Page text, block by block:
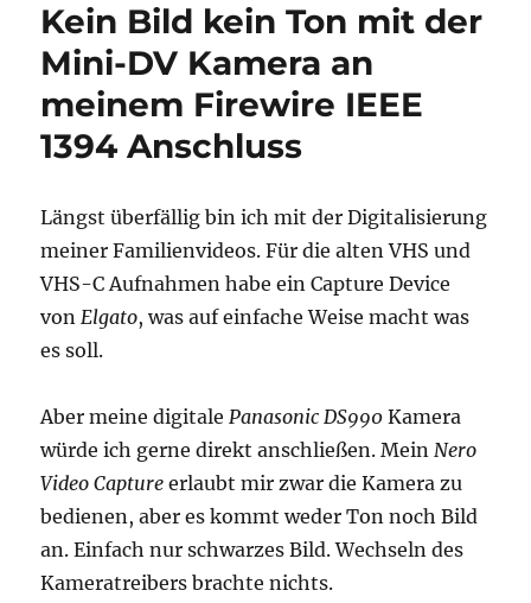
Kein Bild kein Ton mit der
Mini-DV Kamera an
meinem Firewire IEEE
1394 Anschluss
Längst überfällig bin ich mit der Digitalisierung
meiner Familienvideos. Für die alten VHS und
VHS-C Aufnahmen habe ein Capture Device
vonElgato, was auf einfache Weise macht was
es soll.
Aber meine digitalePanasonic DS990 Kamera
würde ich gerne direkt anschließen. MeinNero
Video Captureerlaubt mir zwar die Kamera zu
bedienen, aber es kommt weder Ton noch Bild
an. Einfach nur schwarzes Bild. Wechseln des
Kameratreibers brachte nichts.